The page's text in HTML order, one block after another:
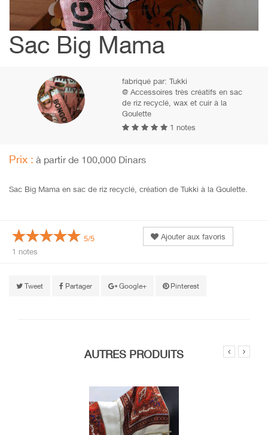
Sac Big Mama
fabriqué par:Tukki
@ Accessoires très créatifs en sac
de riz recyclé, wax et cuir à la
Goulette
1 notes
Prix : à partir de 100,000 Dinars
Sac Big Mama en sac de riz recyclé, création de Tukki à la Goulette.
5/5
Ajouter aux favoris
1 notes
Tweet Partager Google+ Pinterest
AUTRES PRODUITS